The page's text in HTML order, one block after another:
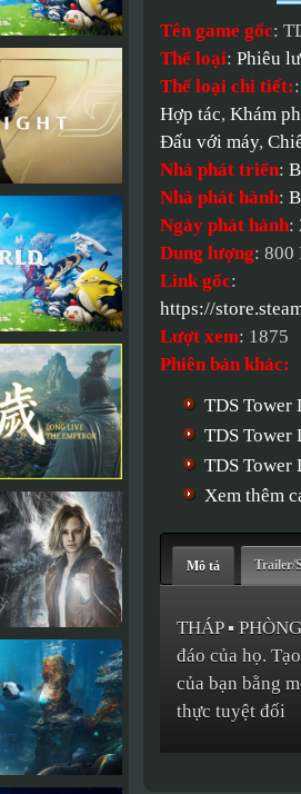
Tên game gốc:
Thể loại: Phiêu
Thể loại chi tiết:
Hợp tác, Khám
Đấu với máy,
Nhà phát triển:
Nhà phát hành:
Ngày phát hành:
Dung lượng: 800
Link gốc:
https://
Lượt xem: 1875
Phiên bản khác:
TDS Tower
TDS Tower
TDS Tower
Xem thêm
Mô tả Trailer/
THÁP ▪
đáo của họ.
của bạn bằng
thực tuyệt đối